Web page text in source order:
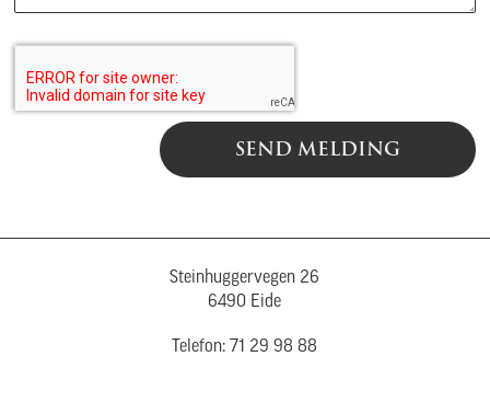
SEND MELDING
Steinhuggervegen 26
6490 Eide
Telefon: 71 29 98 88